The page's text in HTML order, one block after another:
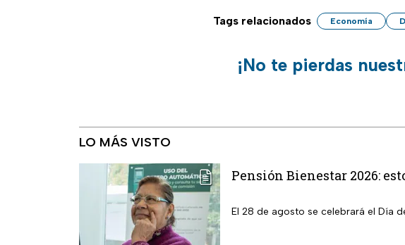
Tags relacionados Economía
¡No te pierdas
LO MÁS VISTO
Pensión Bienestar 2026:
El 28 de agosto se celebrará el Día